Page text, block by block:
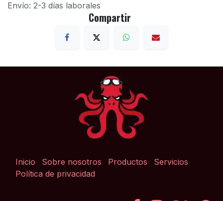
Envío: 2-3 días laborales
Compartir
Inicio Sobre nosotros Productos
Servicios
Política de privacidad